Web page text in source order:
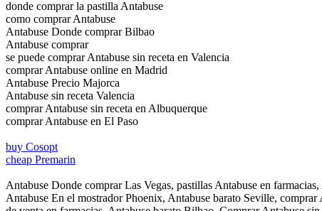
donde comprar la pastilla Antabuse
como comprar Antabuse
Antabuse Donde comprar Bilbao
Antabuse comprar
se puede comprar Antabuse sin receta en Valencia
comprar Antabuse online en Madrid
Antabuse Precio Majorca
Antabuse sin receta Valencia
comprar Antabuse sin receta en Albuquerque
comprar Antabuse en El Paso
buy Cosopt
cheap Premarin
Antabuse Donde comprar Las Vegas, pastillas Antabuse en
Antabuse En el mostrador Phoenix, Antabuse barato Seville,